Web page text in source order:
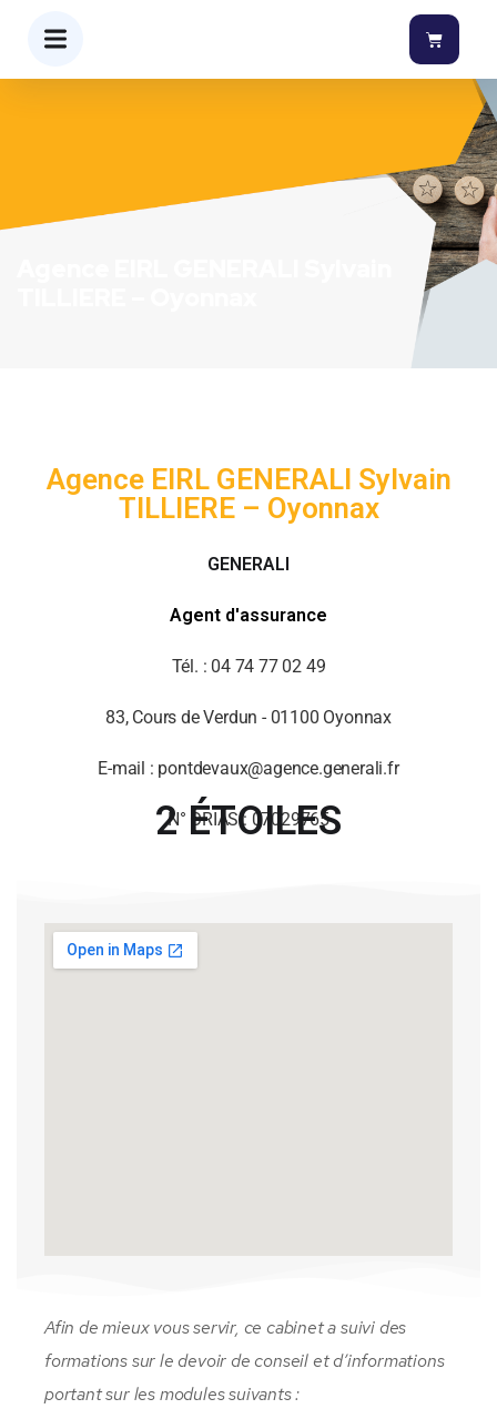
Agence EIRL GENERALI Sylvain
TILLIERE – Oyonnax
GENERALI
Agent d'assurance
Tél. : 04 74 77 02 49
83, Cours de Verdun - 01100 Oyonnax
E-mail : pontdevaux@agence.generali.fr
N° ORIAS : 07029765
2 ÉTOILES
Afin de mieux vous servir, ce cabinet a suivi des
formations sur le devoir de conseil et d’informations
portant sur les modules suivants :